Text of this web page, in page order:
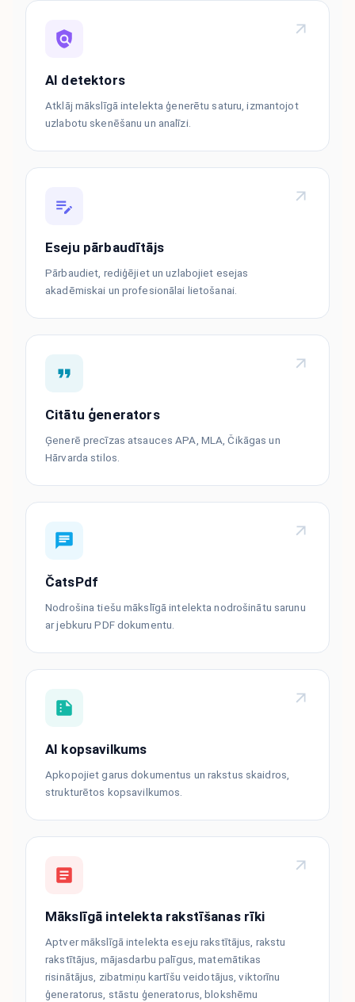
AI detektors
Atklāj mākslīgā intelekta ģenerētu saturu, izmantojot
uzlabotu skenēšanu un analīzi.
Eseju pārbaudītājs
Pārbaudiet, rediģējiet un uzlabojiet esejas
akadēmiskai un profesionālai lietošanai.
Citātu ģenerators
Ģenerē precīzas atsauces APA, MLA, Čikāgas un
Hārvarda stilos.
ČatsPdf
Nodrošina tiešu mākslīgā intelekta nodrošinātu sarunu
ar jebkuru PDF dokumentu.
AI kopsavilkums
Apkopojiet garus dokumentus un rakstus skaidros,
strukturētos kopsavilkumos.
Mākslīgā intelekta rakstīšanas rīki
Aptver mākslīgā intelekta eseju rakstītājus, rakstu
rakstītājus, mājasdarbu palīgus, matemātikas
risinātājus, zibatmiņu kartīšu veidotājus, viktorīnu
ģeneratorus, stāstu ģeneratorus, blokshēmu